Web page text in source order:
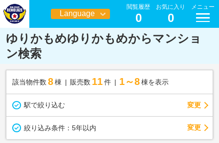
Language
日本語
閲覧履歴
0
お気に入り
0
メニュー
ゆりかもめゆりかもめからマンショ
ン検索
該当物件数 8棟 販売数 11 件 1～8 棟を表示
駅で絞り込む 変更
絞り込み条件： 5年以内 変更